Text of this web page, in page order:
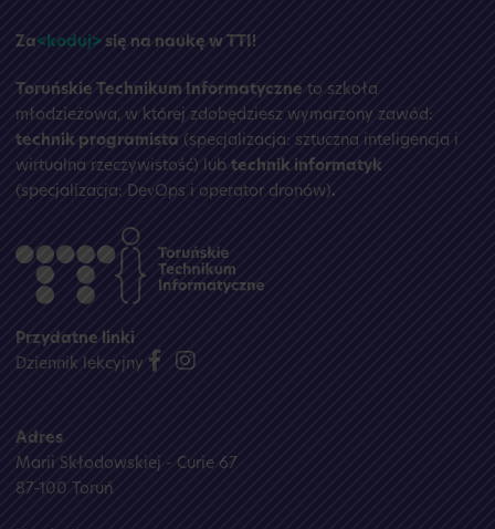
Za<koduj> się na naukę w TTI!
Toruńskie Technikum Informatyczne to szkoła
młodzieżowa, w której zdobędziesz wymarzony zawód:
technik programista (specjalizacja: sztuczna inteligencja i
wirtualna rzeczywistość) lub technik informatyk
(specjalizacja: DevOps i operator dronów).
Przydatne linki
Dziennik lekcyjny
Adres
Marii Skłodowskiej - Curie 67
87-100 Toruń